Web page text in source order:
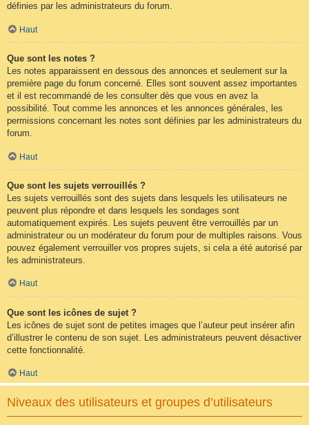
définies par les administrateurs du forum.
Haut
Que sont les notes ?
Les notes apparaissent en dessous des annonces et seulement sur la
première page du forum concerné. Elles sont souvent assez importantes
et il est recommandé de les consulter dès que vous en avez la
possibilité. Tout comme les annonces et les annonces générales, les
permissions concernant les notes sont définies par les administrateurs du
forum.
Haut
Que sont les sujets verrouillés ?
Les sujets verrouillés sont des sujets dans lesquels les utilisateurs ne
peuvent plus répondre et dans lesquels les sondages sont
automatiquement expirés. Les sujets peuvent être verrouillés par un
administrateur ou un modérateur du forum pour de multiples raisons. Vous
pouvez également verrouiller vos propres sujets, si cela a été autorisé par
les administrateurs.
Haut
Que sont les icônes de sujet ?
Les icônes de sujet sont de petites images que l’auteur peut insérer afin
d’illustrer le contenu de son sujet. Les administrateurs peuvent désactiver
cette fonctionnalité.
Haut
Niveaux des utilisateurs et groupes d’utilisateurs